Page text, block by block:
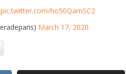
pic.twitter.com/ho50QamSC2
March 17, 2020